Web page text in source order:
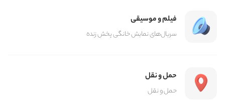
فیلم و موسیقی
سریال‌های نمایش خانگی پخش زنده
حمل و نقل
حمل و نقل